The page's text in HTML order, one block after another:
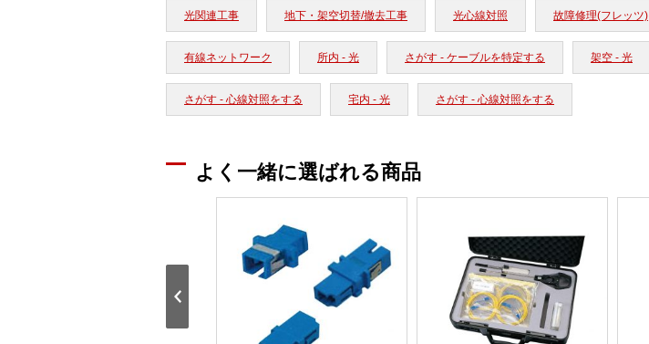
光関連工事 地下・架空切替/撤去工事 光心線対照 故障修理(フレッツ)
有線ネットワーク 所内 - 光 さがす - ケーブルを特定する 架空 - 光
さがす - 心線対照をする 宅内 - 光 さがす - 心線対照をする
よく一緒に選ばれる商品